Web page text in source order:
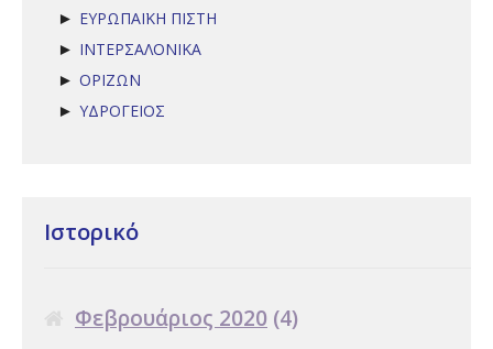
► ΕΥΡΩΠΑΪΚΗ ΠΙΣΤΗ
► ΙΝΤΕΡΣΑΛΟΝΙΚΑ
► ΟΡΙΖΩΝ
► ΥΔΡΟΓΕΙΟΣ
Ιστορικό
Φεβρουάριος 2020 (4)